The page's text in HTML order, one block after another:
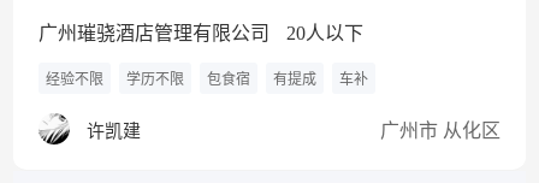
广州璀骁酒店管理有限公司 20人以下
经验不限 学历不限 包食宿 有提成 车补
许凯建 广州市 从化区